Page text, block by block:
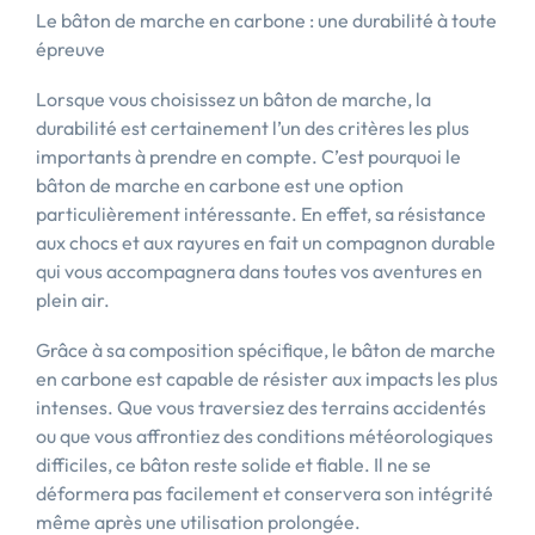
Le bâton de marche en carbone : une durabilité à toute
épreuve
Lorsque vous choisissez un bâton de marche, la
durabilité est certainement l’un des critères les plus
importants à prendre en compte. C’est pourquoi le
bâton de marche en carbone est une option
particulièrement intéressante. En effet, sa résistance
aux chocs et aux rayures en fait un compagnon durable
qui vous accompagnera dans toutes vos aventures en
plein air.
Grâce à sa composition spécifique, le bâton de marche
en carbone est capable de résister aux impacts les plus
intenses. Que vous traversiez des terrains accidentés
ou que vous affrontiez des conditions météorologiques
difficiles, ce bâton reste solide et fiable. Il ne se
déformera pas facilement et conservera son intégrité
même après une utilisation prolongée.